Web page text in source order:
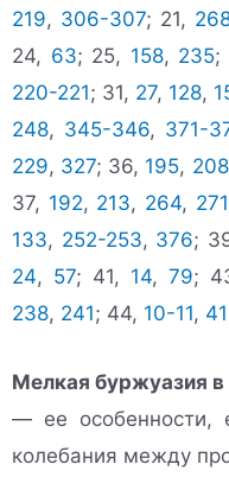
219, 306-307; 21,
24, 63; 25, 158, 235;
220-221; 31, 27, 128,
248, 345-346, 371-
229, 327; 36, 195, 208
37, 192, 213, 264, 271
133, 252-253, 376;
24, 57; 41, 14, 79;
238, 241; 44, 10-11, 41
Мелкая буржуазия в
— ее особенности,
колебания между